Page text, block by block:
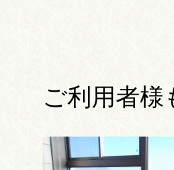
ご利用者